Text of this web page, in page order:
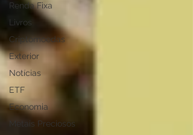
Renda Fixa
Livros
Criptomoedas
Exterior
Notícias
ETF
Economia
Metais Preciosos